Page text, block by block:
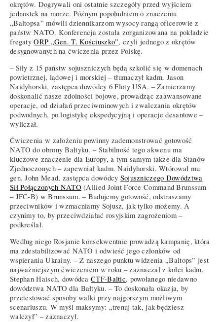
okrętów. Dogrywali oni ostatnie szczegóły przed wyjściem
jednostek na morze. Późnym popołudniem o znaczeniu
„Baltopsa” mówili dziennikarzom wysocy rangą oficerowie z
państw NATO. Konferencja została zorganizowana na pokładzie
fregatyORP „Gen. T. Kościuszko”, czyli jednego z okrętów
desygnowanych na ćwiczenia przez Polskę.
– Siły z 15 państw sojuszniczych będą szkolić się w domenach
powietrznej, lądowej i morskiej – tłumaczył kadm. Jason
Naidyhorski, zastępca dowódcy 6 Floty USA. – Zamierzamy
doskonalić nasze zdolności bojowe, prowadząc zaawansowane
operacje, od działań przeciwminowych i zwalczania okrętów
podwodnych, po logistykę ekspedycyjną i operacje desantowe –
wyliczał.
Ćwiczenia w założeniu powinny zademonstrować gotowość
NATO do obrony Bałtyku. – Stabilność tego akwenu ma
kluczowe znaczenie dla Europy, a tym samym także dla Stanów
Zjednoczonych – zapewniał kadm. Naidyhorski. Wtórował mu
gen. John Mead, zastępca dowódcy Sojuszniczego Dowództwa
Sił Połączonych NATO (Allied Joint Force Command Brunssum
– JFC-B) w Brunssum. – Budujemy gotowość, odstraszamy
przeciwników i wzmacniamy Sojusz, jak tylko możemy. A
czynimy to, by przeciwdziałać rosyjskim zagrożeniom –
podkreślał.
Według niego Rosjanie konsekwentnie prowadzą kampanię, która
ma zdestabilizować NATO i odwieść jego członków od
wspierania Ukrainy. – Z naszego punktu widzenia „Baltops” jest
najważniejszym ćwiczeniem w roku – zaznaczał z kolei kadm.
Stephan Haisch, dowódcaCTF-Baltic, powołanego niedawno
dowództwa NATO dla Bałtyku. – To doskonała okazja, by
przetestować sposoby walki przy najgorszym możliwym
scenariuszu. W myśl maksymy: „trenuj tak, jak będziesz
walczył” – zaznaczył.